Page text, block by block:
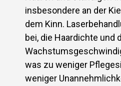
insbesondere an der
dem Kinn.
bei, die Haardichte und
was zu weniger
weniger